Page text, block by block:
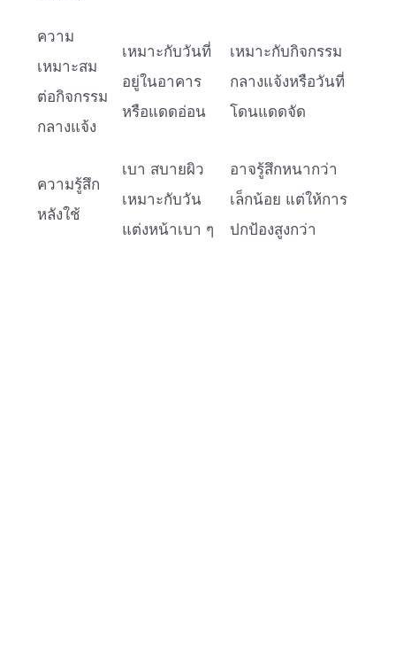
ความ
เหมาะสม
ต่อกิจกรรม
กลางแจ้ง
เหมาะกับวันที่
อยู่ในอาคาร
หรือแดดอ่อน
เหมาะกับกิจกรรม
กลางแจ้งหรือวันที่
โดนแดดจัด
ความรู้สึก
หลังใช้
เบา สบายผิว
เหมาะกับวัน
แต่งหน้าเบา ๆ
อาจรู้สึกหนากว่า
เล็กน้อย แต่ให้การ
ปกป้องสูงกว่า